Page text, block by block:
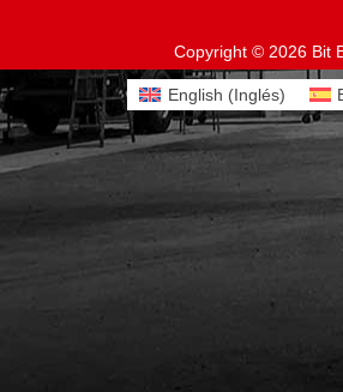
Copyright © 2026 Bit
English (Inglés)